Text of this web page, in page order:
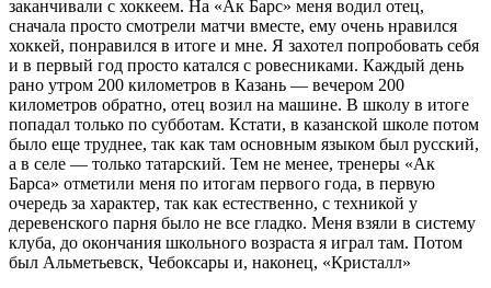
заканчивали с хоккеем. На «Ак Барс» меня водил отец,
сначала просто смотрели матчи вместе, ему очень нравился
хоккей, понравился в итоге и мне. Я захотел попробовать себя
и в первый год просто катался с ровесниками. Каждый день
рано утром 200 километров в Казань — вечером 200
километров обратно, отец возил на машине. В школу в итоге
попадал только по субботам. Кстати, в казанской школе потом
было еще труднее, так как там основным языком был русский,
а в селе — только татарский. Тем не менее, тренеры «Ак
Барса» отметили меня по итогам первого года, в первую
очередь за характер, так как естественно, с техникой у
деревенского парня было не все гладко. Меня взяли в систему
клуба, до окончания школьного возраста я играл там. Потом
был Альметьевск, Чебоксары и, наконец, «Кристалл»